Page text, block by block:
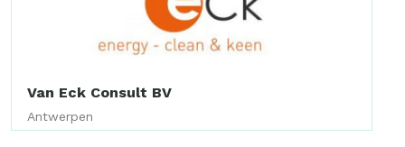
Van Eck Consult BV
Antwerpen